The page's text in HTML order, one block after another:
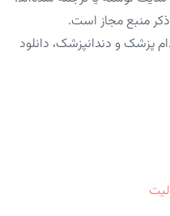
منبع مجاز است.
پزشک و دندانپزشک، دانلود